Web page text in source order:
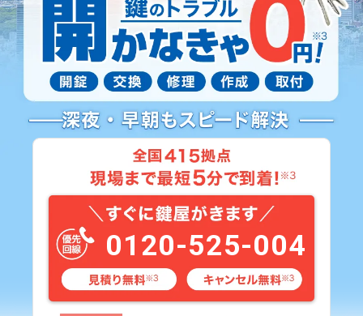
0120-525-004